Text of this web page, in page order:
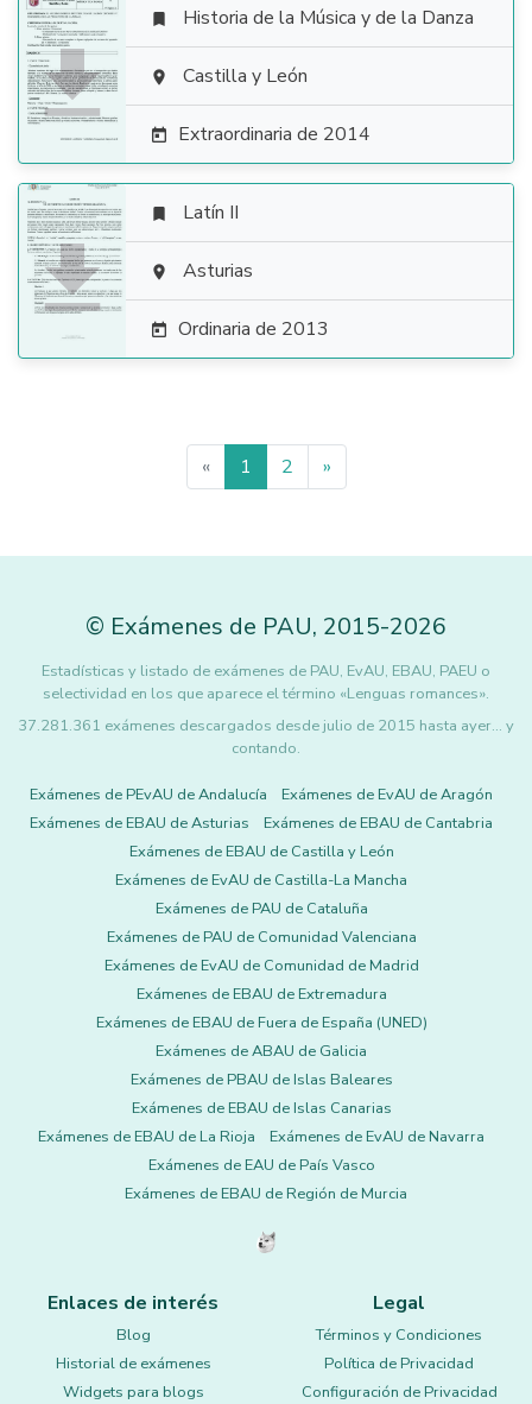

 Historia de la Música y de la Danza
 Castilla y León
 Extraordinaria de 2014

 Latín II
 Asturias
 Ordinaria de 2013
« 1 2 »
© Exámenes de PAU, 2015-2026
Estadísticas y listado de exámenes de PAU, EvAU, EBAU, PAEU o
selectividad en los que aparece el término «Lenguas romances».
37.281.361 exámenes descargados desde julio de 2015 hasta ayer... y
contando.
Exámenes de PEvAU de Andalucía
Exámenes de EvAU de Aragón
Exámenes de EBAU de Asturias
Exámenes de EBAU de Cantabria
Exámenes de EBAU de Castilla y León
Exámenes de EvAU de Castilla-La Mancha
Exámenes de PAU de Cataluña
Exámenes de PAU de Comunidad Valenciana
Exámenes de EvAU de Comunidad de Madrid
Exámenes de EBAU de Extremadura
Exámenes de EBAU de Fuera de España (UNED)
Exámenes de ABAU de Galicia
Exámenes de PBAU de Islas Baleares
Exámenes de EBAU de Islas Canarias
Exámenes de EBAU de La Rioja
Exámenes de EvAU de Navarra
Exámenes de EAU de País Vasco
Exámenes de EBAU de Región de Murcia
Enlaces de interés
Blog
Historial de exámenes
Widgets para blogs
Legal
Términos y Condiciones
Política de Privacidad
Configuración de Privacidad